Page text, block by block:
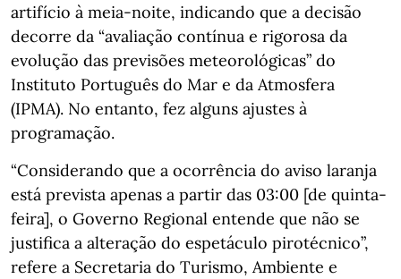
artifício à meia-noite, indicando que a decisão
decorre da “avaliação contínua e rigorosa da
evolução das previsões meteorológicas” do
Instituto Português do Mar e da Atmosfera
(IPMA). No entanto, fez alguns ajustes à
programação.
“Considerando que a ocorrência do aviso laranja
está prevista apenas a partir das 03:00 [de quinta-
feira], o Governo Regional entende que não se
justifica a alteração do espetáculo pirotécnico”,
refere a Secretaria do Turismo, Ambiente e